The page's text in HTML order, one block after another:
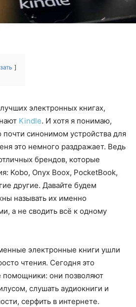
электронных книгах,
Kindle. И хотя я понимаю,
почти синонимом устройства для
это немного раздражает. Ведь
брендов, которые
Kobo, Onyx Boox, PocketBook,
другие. Давайте будем
называть их именно
а не сводить всё к одному
электронные книги ушли
чтения. Сегодня это
они позволяют
слушать аудиокниги и
серфить в интернете.